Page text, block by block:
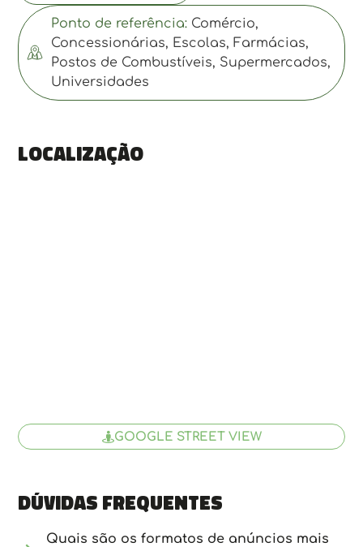
Ponto de referência: Comércio,
Concessionárias, Escolas, Farmácias,
Postos de Combustíveis, Supermercados,
Universidades
Localização
GOOGLE STREET VIEW
Dúvidas frequentes
Quais são os formatos de anúncios mais